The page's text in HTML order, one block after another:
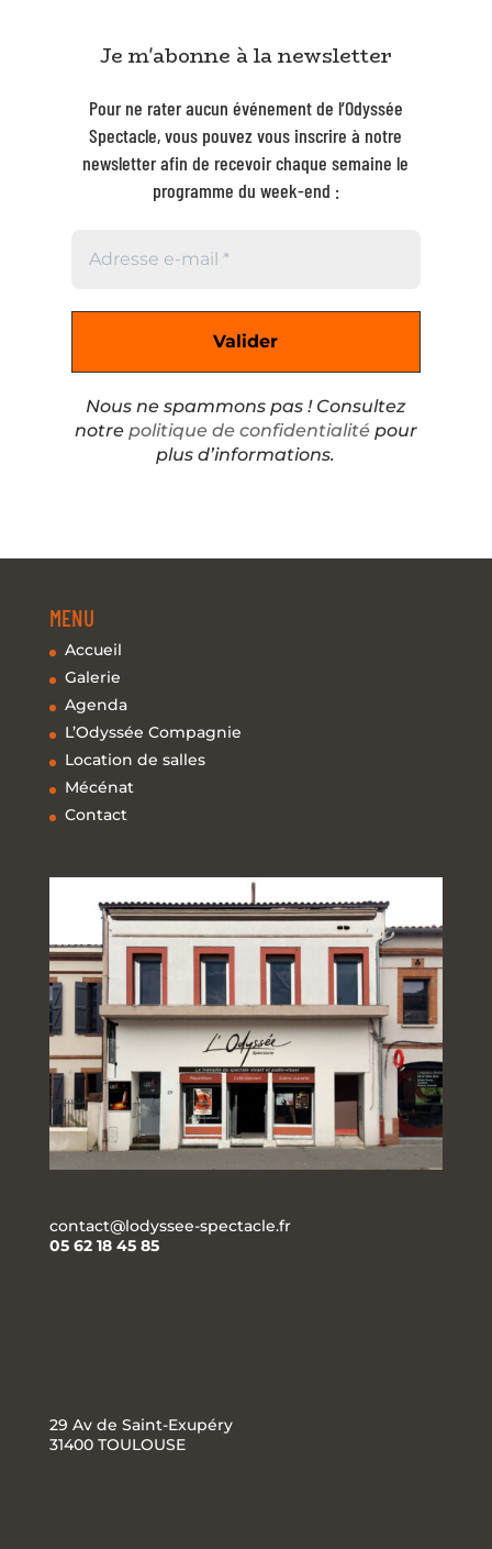
Je m'abonne à la newsletter
Pour ne rater aucun événement de l’Odyssée
Spectacle, vous pouvez vous inscrire à notre
newsletter afin de recevoir chaque semaine le
programme du week-end :
Nous ne spammons pas ! Consultez
notre politique de confidentialitépour
plus d’informations.
MENU
Accueil
Galerie
Agenda
L’Odyssée Compagnie
Location de salles
Mécénat
Contact
contact@lodyssee-spectacle.fr
05 62 18 45 85
29 Av de Saint-Exupéry
31400 TOULOUSE